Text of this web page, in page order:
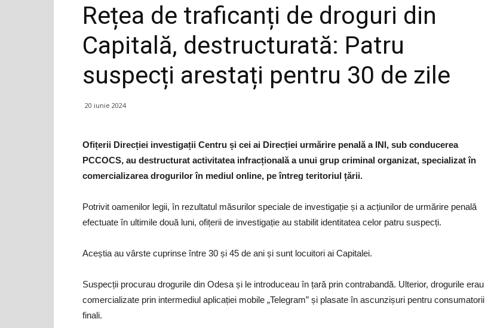
Rețea de traficanți de droguri din
Capitală, destructurată: Patru
suspecți arestați pentru 30 de zile
20 iunie 2024
Ofițerii Direcției investigații Centru și cei ai Direcției urmărire penală a INI, sub conducerea
PCCOCS, au destructurat activitatea infracțională a unui grup criminal organizat, specializat în
comercializarea drogurilor în mediul online, pe întreg teritoriul țării.
Potrivit oamenilor legii, în rezultatul măsurilor speciale de investigație și a acțiunilor de urmărire penală
efectuate în ultimile două luni, ofițerii de investigație au stabilit identitatea celor patru suspecți.
Aceștia au vârste cuprinse între 30 și 45 de ani și sunt locuitori ai Capitalei.
Suspecții procurau drogurile din Odesa și le introduceau în țară prin contrabandă. Ulterior, drogurile erau
comercializate prin intermediul aplicației mobile „Telegram” și plasate în ascunzișuri pentru consumatorii
finali.